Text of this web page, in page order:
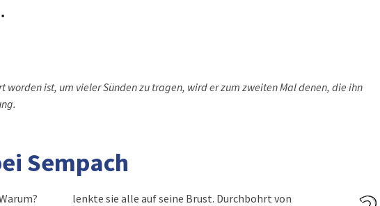
worden ist, um vieler Sünden zu tragen, wird er zum zweiten Mal denen, die ihn
Sempach
lenkte sie alle auf seine Brust. Durchbohrt von